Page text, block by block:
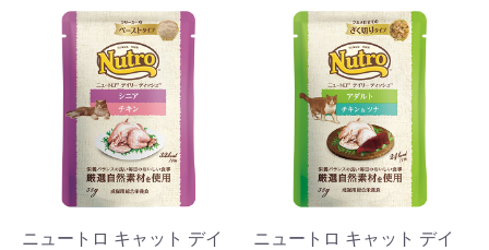
ニュートロ キャット デイ
ニュートロ キャット デイ